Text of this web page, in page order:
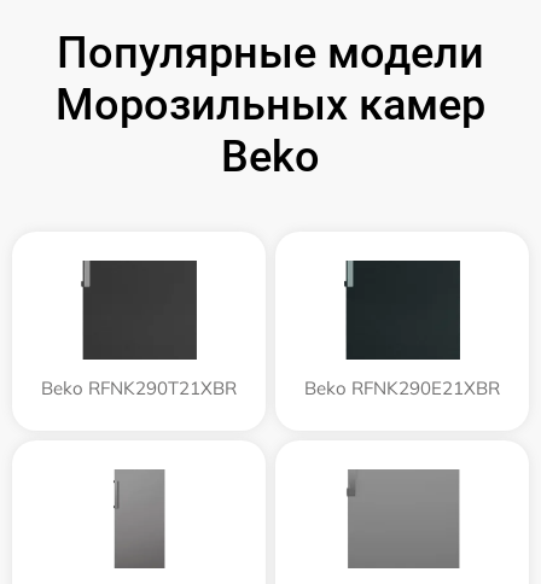
Популярные модели
Морозильных камер
Beko
Beko RFNK290T21XBR Beko RFNK290E21XBR